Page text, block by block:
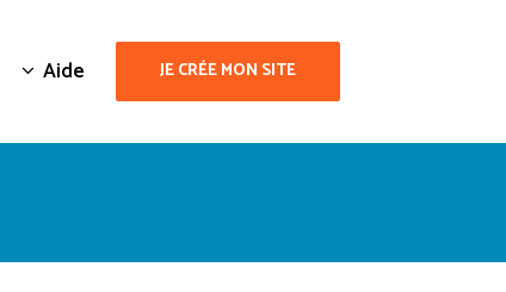
JE CRÉE MON SITE
Aide